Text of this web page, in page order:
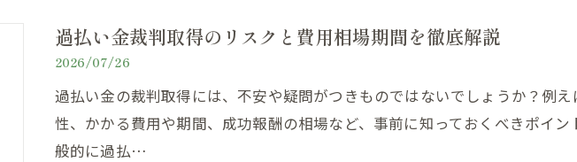
過払い金裁判取得のリスクと費用相場期間を徹底解説
2026/07/26
過払い金の裁判取得には、不安や疑問がつきものではないでしょうか？例
性、かかる費用や期間、成功報酬の相場など、事前に知っておくべきポイン
般的に過払…